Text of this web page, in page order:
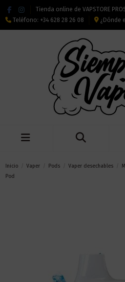
Tienda online de VAPSTORE
Teléfono: +34 628 28 26 08 ¿Dónde
Inicio Vaper Pods Vaper desechables
Pod